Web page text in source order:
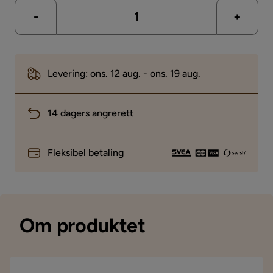
- +
Levering: ons. 12 aug. - ons. 19 aug.
14 dagers angrerett
Fleksibel betaling
Om produktet